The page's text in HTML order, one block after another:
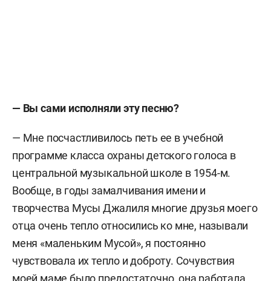
— Вы сами исполняли эту песню?
— Мне посчастливилось петь ее в учебной
программе класса охраны детского голоса в
центральной музыкальной школе в 1954-м.
Вообще, в годы замалчивания имени и
творчества Мусы Джалиля многие друзья моего
отца очень тепло относились ко мне, называли
меня «маленьким Мусой», я постоянно
чувствовала их тепло и доброту. Сочувствия
моей маме было предостаточно, она работала